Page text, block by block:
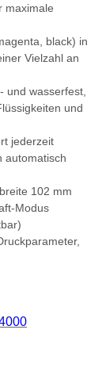
maximale
black) in
Vielzahl an
und wasserfest,
und
jederzeit
automatisch
102 mm
Modus